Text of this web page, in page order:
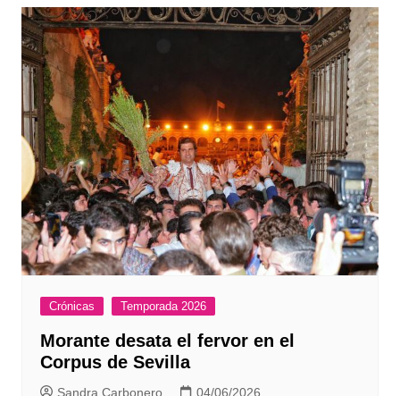
entradas
Crónicas Temporada 2026
Morante desata el fervor en el
Corpus de Sevilla
Sandra Carbonero 04/06/2026